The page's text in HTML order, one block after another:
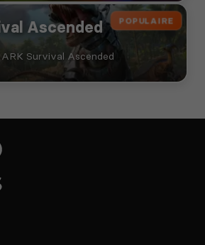
POPULAIRE
Ascended
Survival Ascended